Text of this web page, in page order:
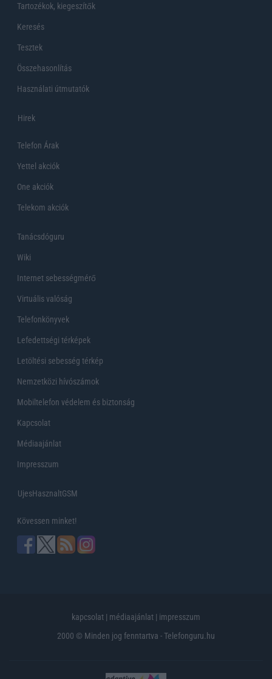
Tartozékok, kiegeszítők
Keresés
Tesztek
Összehasonlítás
Használati útmutatók
Hirek
Telefon Árak
Yettel akciók
One akciók
Telekom akciók
Tanácsdóguru
Wiki
Internet sebességmérő
Virtuális valóság
Telefonkönyvek
Lefedettségi térképek
Letöltési sebesség térkép
Nemzetközi hívószámok
Mobiltelefon védelem és biztonság
Kapcsolat
Médiaajánlat
Impresszum
UjesHasznaltGSM
Kövessen minket!
kapcsolat | médiaajánlat | impresszum
2000 © Minden jog fenntartva - Telefonguru.hu